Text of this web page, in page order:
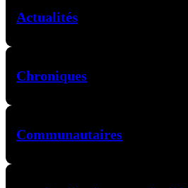
Actualités
Chroniques
Communautaires